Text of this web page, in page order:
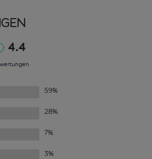
4.4
59%
28%
7%
3%